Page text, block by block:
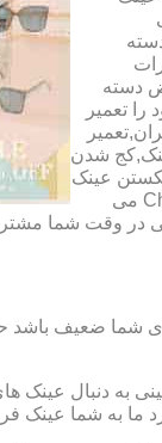
دسته
تعمیر
شدن
عینک
فلزی,تعمیر عینک بچه گانه,دسته Rey Ban,دسته AO,دسته Police,دسته Chopard می
در وقت شما
شما ضعیف
دنبال عینک
ما به شما